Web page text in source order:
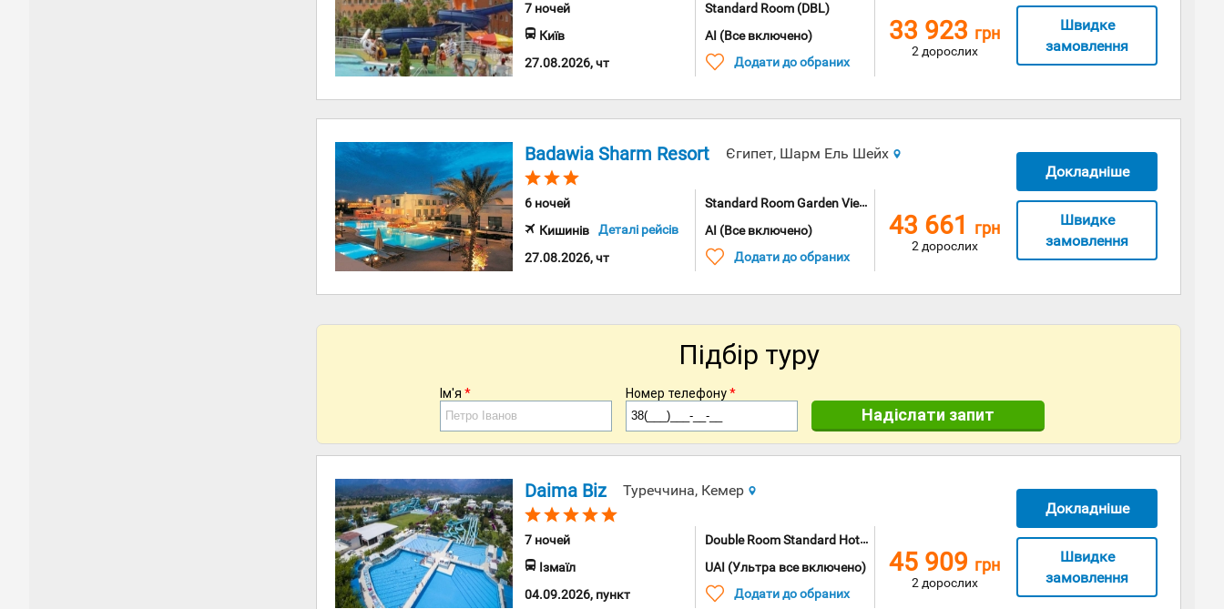
7 ночей
Київ
27.08.2026, чт
Standard Room (DBL)
AI (Все включено)
Додати до обраних
33 923 грн
2 дорослих
Швидке
замовлення
Badawia Sharm Resort Єгипет, Шарм Ель Шейх
6 ночей
Кишинів
Деталі рейсів
27.08.2026, чт
Standard Room Garden View (DBL)
AI (Все включено)
Додати до обраних
43 661 грн
2 дорослих
Докладніше
Швидке
замовлення
Підбір туру
Ім'я * Номер телефону*
Надіслати запит
Daima Biz Туреччина, Кемер
7 ночей
Ізмаїл
04.09.2026, пункт
Double Room Standard Hotel Room (DBL)
UAI (Ультра все включено)
Додати до обраних
45 909 грн
2 дорослих
Докладніше
Швидке
замовлення